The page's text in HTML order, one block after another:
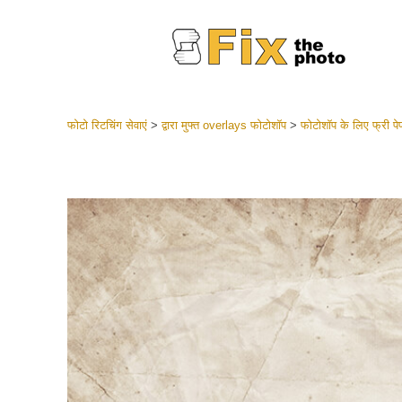
शादी
बेस्ट
मोबाइल
फोटो रिटचिंग सेवाएं>द्वारा मुफ्त overlays फोटोशॉप>फोटोशॉप के लिए फ्री